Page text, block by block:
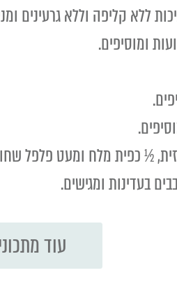
ללא קליפה וללא גרעינים
ומוסיפים.
½ כפית מלח ומעט פלפל
בעדינות ומגישים.
עוד